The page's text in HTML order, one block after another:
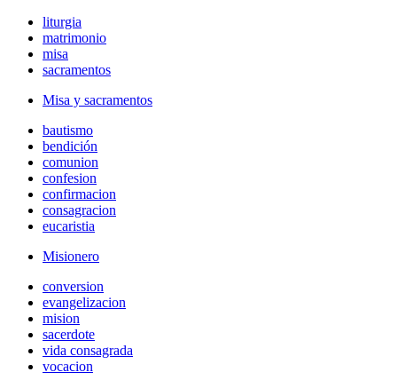
liturgia
matrimonio
misa
sacramentos
Misa y sacramentos
bautismo
bendición
comunion
confesion
confirmacion
consagracion
eucaristia
Misionero
conversion
evangelizacion
mision
sacerdote
vida consagrada
vocacion